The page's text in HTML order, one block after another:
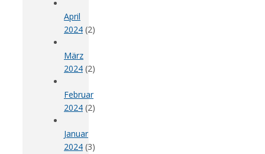
April
2024 (2)
März
2024 (2)
Februar
2024 (2)
Januar
2024 (3)